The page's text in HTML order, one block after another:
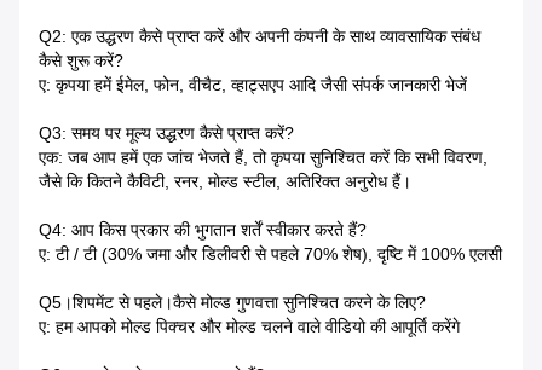
Q2: एक उद्धरण कैसे प्राप्त करें और अपनी कंपनी के साथ व्यावसायिक संबंध
कैसे शुरू करें?
ए: कृपया हमें ईमेल, फोन, वीचैट, व्हाट्सएप आदि जैसी संपर्क जानकारी भेजें
Q3: समय पर मूल्य उद्धरण कैसे प्राप्त करें?
एक: जब आप हमें एक जांच भेजते हैं, तो कृपया सुनिश्चित करें कि सभी विवरण,
जैसे कि कितने कैविटी, रनर, मोल्ड स्टील, अतिरिक्त अनुरोध हैं।
Q4: आप किस प्रकार की भुगतान शर्तें स्वीकार करते हैं?
ए: टी / टी (30% जमा और डिलीवरी से पहले 70% शेष), दृष्टि में 100% एलसी
Q5।शिपमेंट से पहले।कैसे मोल्ड गुणवत्ता सुनिश्चित करने के लिए?
ए: हम आपको मोल्ड पिक्चर और मोल्ड चलने वाले वीडियो की आपूर्ति करेंगे